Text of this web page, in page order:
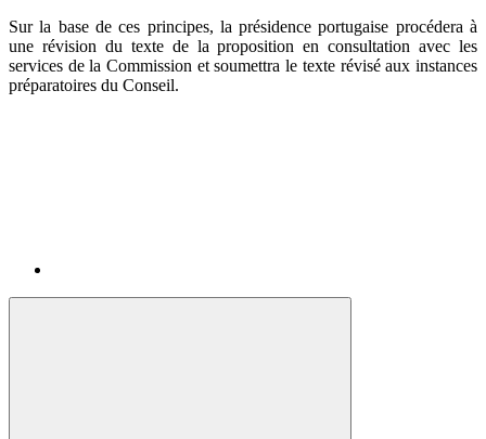
Sur la base de ces principes, la présidence portugaise procédera à
une révision du texte de la proposition en consultation avec les
services de la Commission et soumettra le texte révisé aux instances
préparatoires du Conseil.